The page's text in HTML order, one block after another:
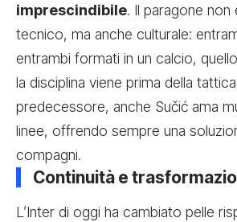
imprescindibile. Il paragone non
tecnico, ma anche culturale:
entrambi formati in un calcio,
la disciplina viene prima della
predecessore, anche Sučić ama
linee, offrendo sempre una
compagni.
Continuità e
L’Inter di oggi ha cambiato pelle